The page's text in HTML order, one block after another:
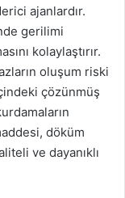
ajanlardır.
gerilimi
kolaylaştırır.
oluşum riski
çözünmüş
döküm
ve dayanıklı